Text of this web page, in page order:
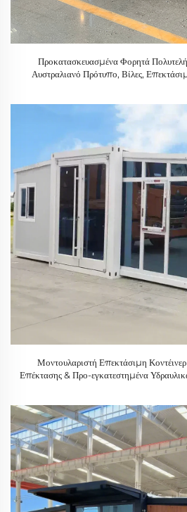
Προκατασκευασμένα Φορητά
Αυστραλιανό Πρότυπο, Βίλες,
Μοντουλαριστή Επεκτάσιμη
Επέκτασης & Προ-εγκατεστημένα